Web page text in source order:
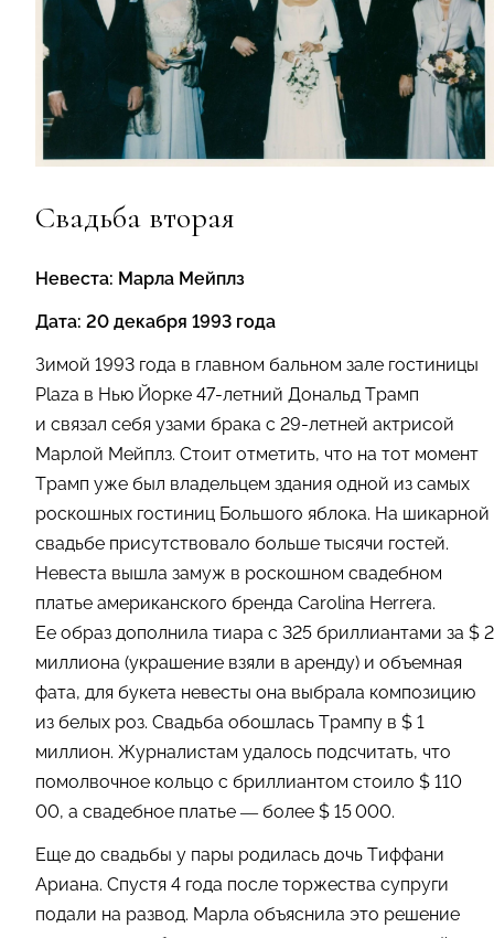
Свадьба вторая
Невеста: Марла Мейплз
Дата: 20 декабря 1993 года
Зимой 1993 года в главном бальном зале гостиницы
Plaza в Нью Йорке 47-летний Дональд Трамп
и связал себя узами брака с 29-летней актрисой
Марлой Мейплз. Стоит отметить, что на тот момент
Трамп уже был владельцем здания одной из самых
роскошных гостиниц Большого яблока. На шикарной
свадьбе присутствовало больше тысячи гостей.
Невеста вышла замуж в роскошном свадебном
платье американского бренда Carolina Herrera.
Ее образ дополнила тиара с 325 бриллиантами за $ 2
миллиона (украшение взяли в аренду) и объемная
фата, для букета невесты она выбрала композицию
из белых роз. Свадьба обошлась Трампу в $ 1
миллион. Журналистам удалось подсчитать, что
помолвочное кольцо с бриллиантом стоило $ 110
00, а свадебное платье — более $ 15 000.
Еще до свадьбы у пары родилась дочь Тиффани
Ариана. Спустя 4 года после торжества супруги
подали на развод. Марла объяснила это решение